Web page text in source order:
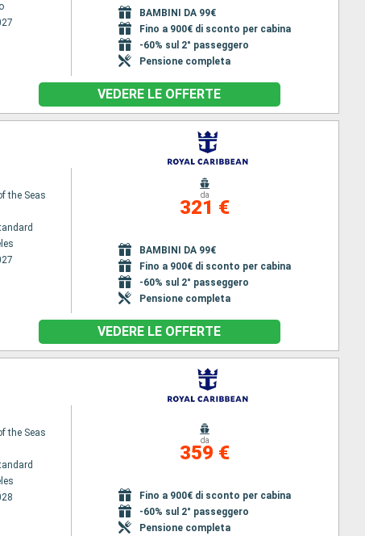
BAMBINI DA 99€
Fino a 900€ di sconto per cabina
-60% sul 2° passeggero
Pensione completa
VEDERE LE OFFERTE
the Seas
da
321 €
BAMBINI DA 99€
Fino a 900€ di sconto per cabina
-60% sul 2° passeggero
Pensione completa
VEDERE LE OFFERTE
the Seas
da
359 €
Fino a 900€ di sconto per cabina
-60% sul 2° passeggero
Pensione completa